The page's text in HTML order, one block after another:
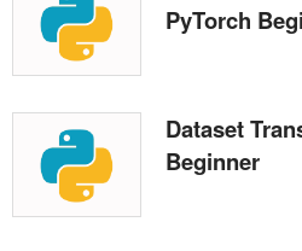
PyTorch
Dataset
Beginner